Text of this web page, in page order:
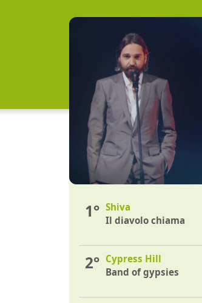
1° Shiva
Il diavolo chiama
2° Cypress Hill
Band of gypsies